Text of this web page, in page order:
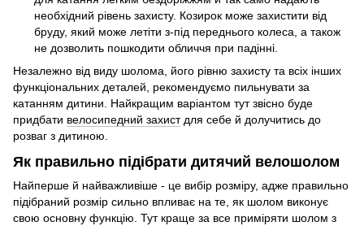
необхідний рівень захисту. Козирок може захистити від
бруду, який може летіти з-під переднього колеса, а також
не дозволить пошкодити обличчя при падінні.
Незалежно від виду шолома, його рівню захисту та всіх інших
функціональних деталей, рекомендуємо пильнувати за
катанням дитини. Найкращим варіантом тут звісно буде
придбати велосипедний захистдля себе й долучитись до
розваг з дитиною.
Як правильно підібрати дитячий велошолом
Найперше й найважливіше - це вибір розміру, адже правильно
підібраний розмір сильно впливає на те, як шолом виконує
свою основну функцію. Тут краще за все приміряти шолом з